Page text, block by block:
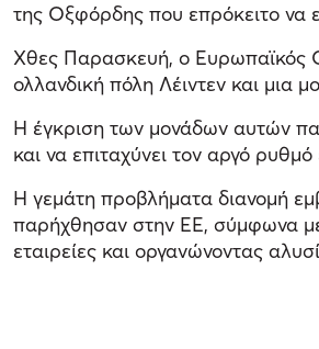
της Οξφόρδης που επρόκειτο να
Χθες Παρασκευή, ο Ευρωπαϊκός
ολλανδική πόλη Λέιντεν και
Η έγκριση των μονάδων αυτών
και να επιταχύνει τον αργό
Η γεμάτη προβλήματα διανομή
παρήχθησαν στην ΕΕ, σύμφωνα με
εταιρείες και οργανώνοντας